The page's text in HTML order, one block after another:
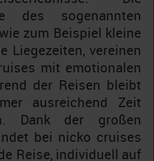
des sogenannten
zum Beispiel kleine
Liegezeiten, vereinen
mit emotionalen
der Reisen bleibt
ausreichend Zeit
Dank der großen
bei nicko cruises
Reise, individuell auf